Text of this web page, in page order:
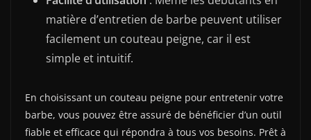
matière d’entretien de barbe peuvent utiliser
facilement un couteau peigne, car il est
simple et intuitif.
En choisissant un couteau peigne pour entretenir votre
barbe, vous pouvez être assuré de bénéficier d’un outil
fiable et efficace qui répondra à tous vos besoins. Prêt à